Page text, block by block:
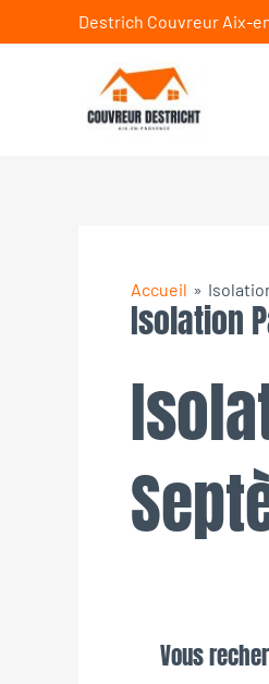
au
Destrich Couvreur Aix-
Accueil
Isolation
Vous